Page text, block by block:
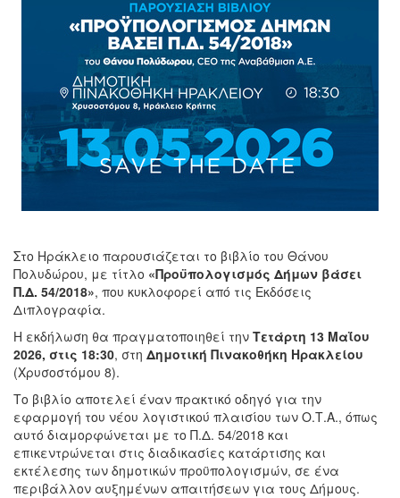
Στο Ηράκλειο παρουσιάζεται το βιβλίο του Θάνου
Πολυδώρου, με τίτλο «Προϋπολογισμός Δήμων βάσει
Π.Δ. 54/2018», που κυκλοφορεί από τις Εκδόσεις
Διπλογραφία.
Η εκδήλωση θα πραγματοποιηθεί την Τετάρτη 13 Μαΐου
2026, στις 18:30, στη Δημοτική Πινακοθήκη Ηρακλείου
(Χρυσοστόμου 8).
Το βιβλίο αποτελεί έναν πρακτικό οδηγό για την
εφαρμογή του νέου λογιστικού πλαισίου των Ο.Τ.Α., όπως
αυτό διαμορφώνεται με το Π.Δ. 54/2018 και
επικεντρώνεται στις διαδικασίες κατάρτισης και
εκτέλεσης των δημοτικών προϋπολογισμών, σε ένα
περιβάλλον αυξημένων απαιτήσεων για τους Δήμους.